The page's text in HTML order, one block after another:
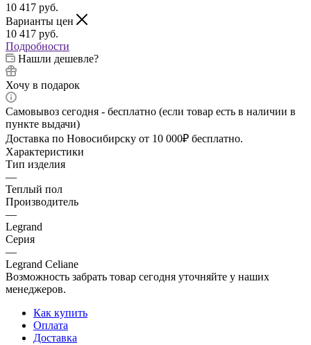
10 417 руб.
Варианты цен
10 417 руб.
Подробности
Нашли дешевле?
Хочу в подарок
Самовывоз сегодня - бесплатно (если товар есть в наличии в
пункте выдачи)
Доставка по Новосибирску от 10 000₽ бесплатно.
Характеристики
Тип изделия
—
Теплый пол
Производитель
—
Legrand
Серия
—
Legrand Celiane
Возможность забрать товар сегодня уточняйте у наших
менеджеров.
Как купить
Оплата
Доставка